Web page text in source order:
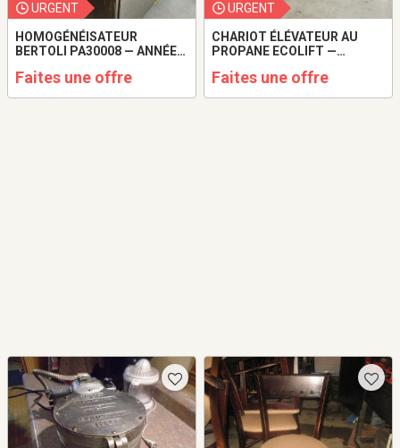
URGENT
HOMOGÉNÉISATEUR
BERTOLI PA30008 — ANNÉE
Faites une offre
URGENT
CHARIOT ÉLÉVATEUR AU
PROPANE ECOLIFT —
Faites une offre